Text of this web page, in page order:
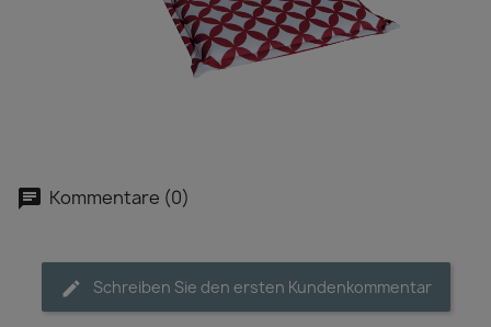
Kommentare (0)
Schreiben Sie den ersten Kundenkommentar